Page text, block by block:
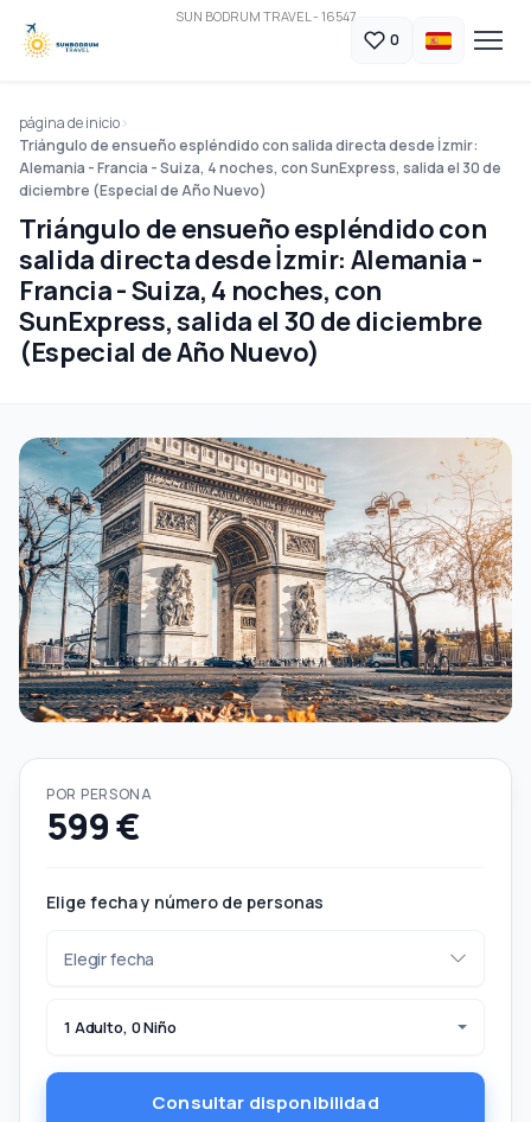
SUN BODRUM TRAVEL - 16547
0
página de inicio
Triángulo de ensueño espléndido con salida directa desde İzmir:
Alemania - Francia - Suiza, 4 noches, con SunExpress, salida el 30 de
diciembre (Especial de Año Nuevo)
Triángulo de ensueño espléndido con
salida directa desde İzmir: Alemania -
Francia - Suiza, 4 noches, con
SunExpress, salida el 30 de diciembre
(Especial de Año Nuevo)
POR PERSONA
599 €
Elige fecha y número de personas
1 Adulto, 0 Niño
Consultar disponibilidad